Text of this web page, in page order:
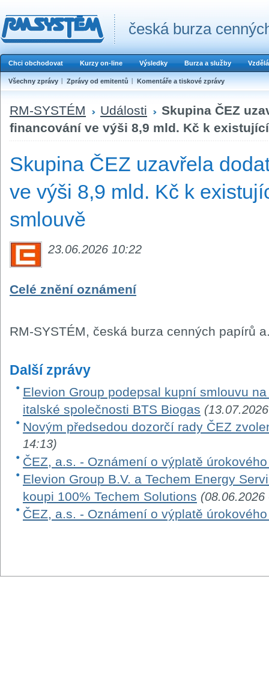
česká burza
Chci obchodovat Kurzy on-line Výsledky Burza a služby
Všechny zprávy Zprávy od emitentů Komentáře a tiskové zprávy
RM-SYSTÉM Události
Skupina ČEZ
financování ve výši 8,9 mld. Kč k
Skupina ČEZ uzavřela
ve výši 8,9 mld. Kč k
smlouvě
23.06.2026 10:22
Celé znění oznámení
RM-SYSTÉM, česká burza cenných papírů
Další zprávy
Elevion Group podepsal kupní smlouvu
italské společnosti BTS Biogas
Novým předsedou dozorčí rady ČEZ
14:13)
ČEZ, a.s. - Oznámení o výplatě
Elevion Group B.V. a Techem Energy
koupi 100% Techem Solutions (08.06.2026
ČEZ, a.s. - Oznámení o výplatě